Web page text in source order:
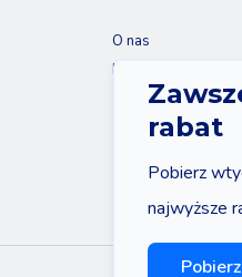
rabat
Pobierz
najwyższe
Pobierz
O nas
Kontakt